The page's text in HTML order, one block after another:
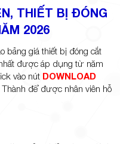
THIẾT BỊ ĐÓNG
2026
bảng giá thiết bị đóng cắt
được áp dụng từ năm
vào nút DOWNLOAD
để được nhân viên hỗ